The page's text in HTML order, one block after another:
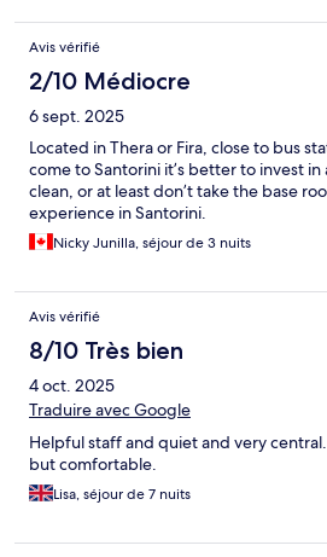
provide you with soap or any toiletries.
shampoos to last you the whole trip to
don’t even clean the rooms. They
each time you want the room cleaned.
disgusting. Nothing like the pictures.
someone to give you the keys.
Avis vérifié
2/10 Médiocre
6 sept. 2025
Located in Thera or Fira, close to bus
come to Santorini it’s better to invest
clean, or at least don’t take the base
experience in Santorini.
Nicky Junilla, séjour de 3 nuits
Avis vérifié
8/10 Très bien
4 oct. 2025
Traduire avec Google
Helpful staff and quiet and very
but comfortable.
Lisa, séjour de 7 nuits